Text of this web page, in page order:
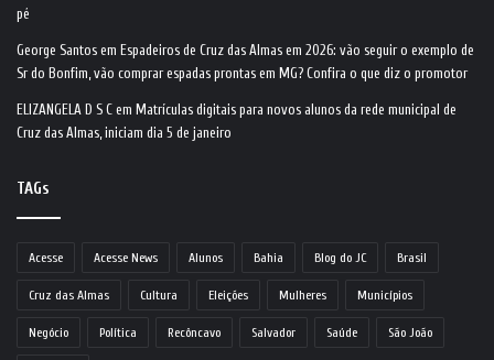
pé
George Santos em Espadeiros de Cruz das Almas em 2026: vão seguir o exemplo de
Sr do Bonfim, vão comprar espadas prontas em MG? Confira o que diz o promotor
ELIZANGELA D S C em Matrículas digitais para novos alunos da rede municipal de
Cruz das Almas, iniciam dia 5 de janeiro
TAGs
Acesse Acesse News Alunos Bahia Blog do JC Brasil
Cruz das Almas Cultura Eleições Mulheres Municípios
Negócio Política Recôncavo Salvador Saúde São João